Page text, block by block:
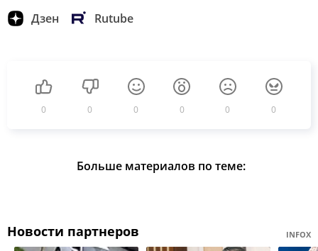
Дзен Rutube
0 0 0 0 0 0
Больше материалов по теме:
Новости партнеров INFOX